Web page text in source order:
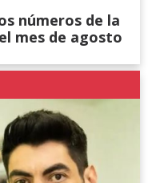
números de la
mes de agosto